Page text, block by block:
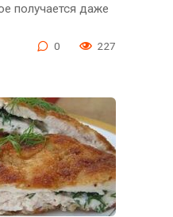
получается даже
0 227